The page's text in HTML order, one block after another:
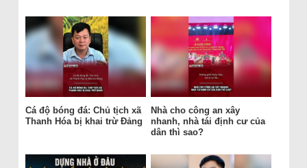
Cá độ bóng đá: Chủ tịch xã
Thanh Hóa bị khai trừ Đảng
Nhà cho công an xây
nhanh, nhà tái định cư của
dân thì sao?